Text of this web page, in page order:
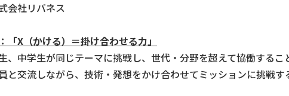
会社リバネス
X（かける）＝掛け合わせる力」
、中学生が同じテーマに挑戦し、世代・分野を超えて協働する
と交流しながら、技術・発想をかけ合わせてミッションに挑戦す